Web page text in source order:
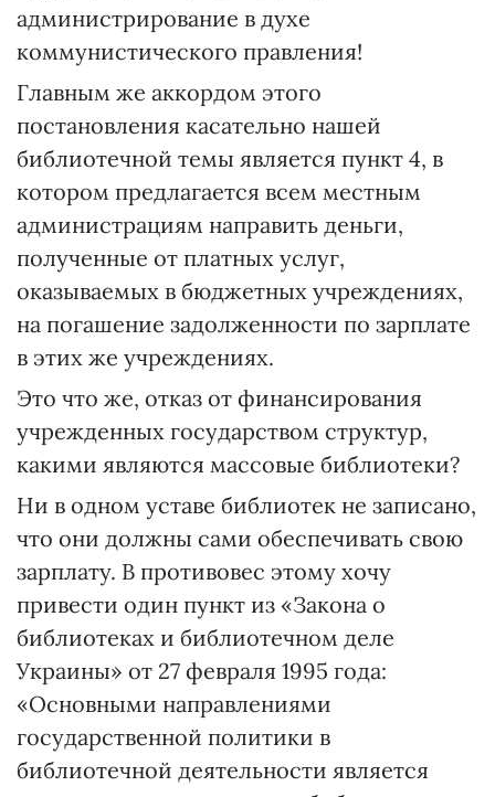
администрирование в духе
коммунистического правления!
Главным же аккордом этого
постановления касательно нашей
библиотечной темы является пункт 4, в
котором предлагается всем местным
администрациям направить деньги,
полученные от платных услуг,
оказываемых в бюджетных учреждениях,
на погашение задолженности по зарплате
в этих же учреждениях.
Это что же, отказ от финансирования
учрежденных государством структур,
какими являются массовые библиотеки?
Ни в одном уставе библиотек не записано,
что они должны сами обеспечивать свою
зарплату. В противовес этому хочу
привести один пункт из «Закона о
библиотеках и библиотечном деле
Украины» от 27 февраля 1995 года:
«Основными направлениями
государственной политики в
библиотечной деятельности является